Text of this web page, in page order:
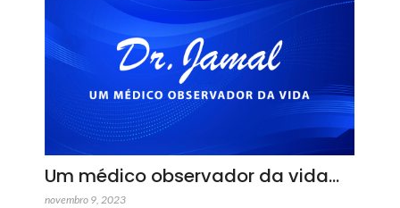
Um médico observador da vida…
novembro 9, 2023